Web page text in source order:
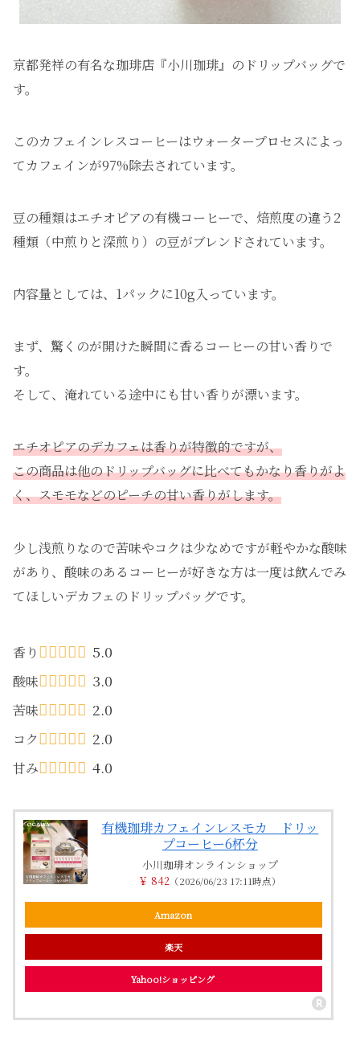
京都発祥の有名な珈琲店『小川珈琲』のドリップバッグで
す。
このカフェインレスコーヒーはウォータープロセスによっ
てカフェインが97%除去されています。
豆の種類はエチオピアの有機コーヒーで、焙煎度の違う2
種類（中煎りと深煎り）の豆がブレンドされています。
内容量としては、1パックに10g入っています。
まず、驚くのが開けた瞬間に香るコーヒーの甘い香りで
す。
そして、淹れている途中にも甘い香りが漂います。
エチオピアのデカフェは香りが特徴的ですが、
この商品は他のドリップバッグに比べてもかなり香りがよ
く、スモモなどのピーチの甘い香りがします。
少し浅煎りなので苦味やコクは少なめですが軽やかな酸味
があり、酸味のあるコーヒーが好きな方は一度は飲んでみ
てほしいデカフェのドリップバッグです。
香り 5.0
酸味 3.0
苦味 2.0
コク 2.0
甘み 4.0
有機珈琲カフェインレスモカ ドリッ
プコーヒー6杯分
小川珈琲オンラインショップ
￥ 842 （2026/06/23 17:11時点）
Amazon
楽天
Yahoo!ショッピング